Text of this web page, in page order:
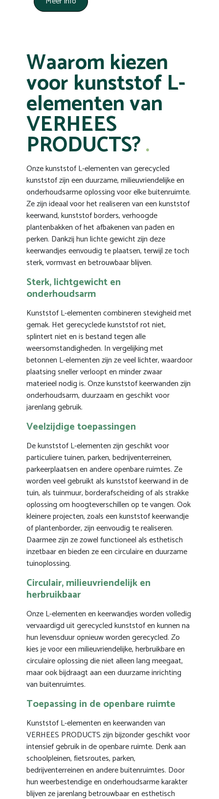
Waarom kiezen
voor kunststof L-
elementen van
VERHEES
PRODUCTS?
Onze kunststof L-elementen van gerecycled
kunststof zijn een duurzame, milieuvriendelijke en
onderhoudsarme oplossing voor elke buitenruimte.
Ze zijn ideaal voor het realiseren van een kunststof
keerwand, kunststof borders, verhoogde
plantenbakken of het afbakenen van paden en
perken. Dankzij hun lichte gewicht zijn deze
keerwandjes eenvoudig te plaatsen, terwijl ze toch
sterk, vormvast en betrouwbaar blijven.
Sterk, lichtgewicht en
onderhoudsarm
Kunststof L-elementen combineren stevigheid met
gemak. Het gerecyclede kunststof rot niet,
splintert niet en is bestand tegen alle
weersomstandigheden. In vergelijking met
betonnen L-elementen zijn ze veel lichter, waardoor
plaatsing sneller verloopt en minder zwaar
materieel nodig is. Onze kunststof keerwanden zijn
onderhoudsarm, duurzaam en geschikt voor
jarenlang gebruik.
Veelzijdige toepassingen
De kunststof L-elementen zijn geschikt voor
particuliere tuinen, parken, bedrijventerreinen,
parkeerplaatsen en andere openbare ruimtes. Ze
worden veel gebruikt als kunststof keerwand in de
tuin, als tuinmuur, borderafscheiding of als strakke
oplossing om hoogteverschillen op te vangen. Ook
kleinere projecten, zoals een kunststof keerwandje
of plantenborder, zijn eenvoudig te realiseren.
Daarmee zijn ze zowel functioneel als esthetisch
inzetbaar en bieden ze een circulaire en duurzame
tuinoplossing.
Circulair, milieuvriendelijk en
herbruikbaar
Onze L-elementen en keerwandjes worden volledig
vervaardigd uit gerecycled kunststof en kunnen na
hun levensduur opnieuw worden gerecycled. Zo
kies je voor een milieuvriendelijke, herbruikbare en
circulaire oplossing die niet alleen lang meegaat,
maar ook bijdraagt aan een duurzame inrichting
van buitenruimtes.
Toepassing in de openbare ruimte
Kunststof L-elementen en keerwanden van
VERHEES PRODUCTS zijn bijzonder geschikt voor
intensief gebruik in de openbare ruimte. Denk aan
schoolpleinen, fietsroutes, parken,
bedrijventerreinen en andere buitenruimtes. Door
hun weerbestendige en onderhoudsarme karakter
blijven ze jarenlang betrouwbaar en esthetisch